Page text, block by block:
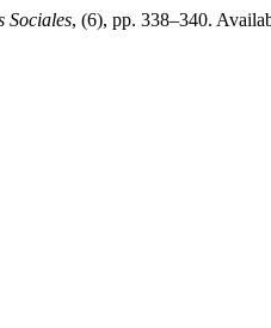
Sociales, (6), pp. 338–340.